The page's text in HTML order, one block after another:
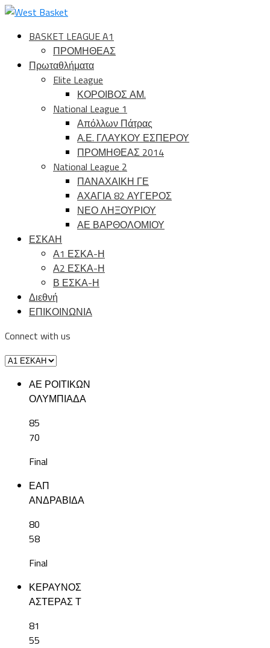
BASKET LEAGUE A1
ΠΡΟΜΗΘΕΑΣ
Πρωταθλήματα
Elite League
ΚΟΡΟΙΒΟΣ ΑΜ.
National League 1
Απόλλων Πάτρας
Α.Ε. ΓΛΑΥΚΟΥ ΕΣΠΕΡΟΥ
ΠΡΟΜΗΘΕΑΣ 2014
National League 2
ΠΑΝΑΧΑΙΚΗ ΓΕ
ΑΧΑΓΙΑ 82 ΑΥΓΕΡΟΣ
ΝΕΟ ΛΗΞΟΥΡΙΟΥ
ΑΕ ΒΑΡΘΟΛΟΜΙΟΥ
ΕΣΚΑΗ
Α1 ΕΣΚΑ-Η
Α2 ΕΣΚΑ-Η
Β ΕΣΚΑ-Η
Διεθνή
ΕΠΙΚΟΙΝΩΝΙΑ
Connect with us
ΑΕ ΡΟΙΤΙΚΩΝ
ΟΛΥΜΠΙΑΔΑ
85
70
Final
ΕΑΠ
ΑΝΔΡΑΒΙΔΑ
80
58
Final
ΚΕΡΑΥΝΟΣ
ΑΣΤΕΡΑΣ Τ
81
55